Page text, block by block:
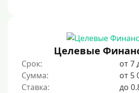
Моментум (Momentum)
Через систему Контакт (Contact)
Золотая Корона
Целевые
Срок:
от 7
Сумма:
от 5
Ставка:
до